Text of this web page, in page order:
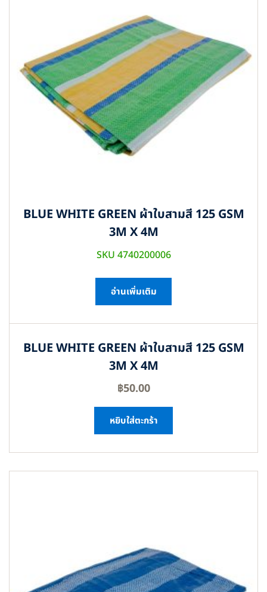
BLUE WHITE GREEN ผ้าใบสามสี 125 GSM
3M X 4M
SKU 4740200006
อ่านเพิ่มเติม
BLUE WHITE GREEN ผ้าใบสามสี 125 GSM
3M X 4M
฿50.00
หยิบใส่ตะกร้า